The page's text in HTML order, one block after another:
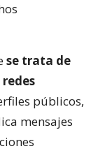
se trata de
públicos,
mensajes